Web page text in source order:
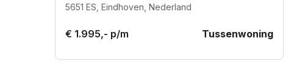
5651 ES, Eindhoven, Nederland
€ 1.995,- p/m Tussenwoning